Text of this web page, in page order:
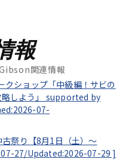
報
関連情報
クショップ「中級編！サビの
略しよう」 supported by
07-
祭り【8月1日（土）～
27/Updated:2026-07-29 ]